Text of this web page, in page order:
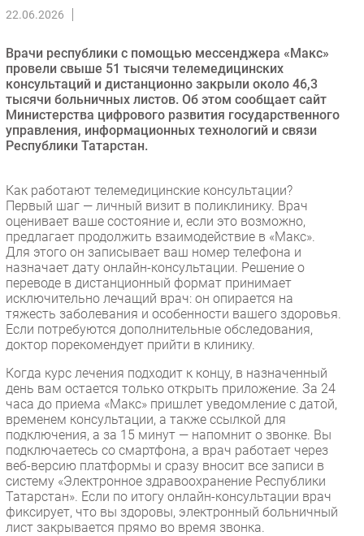
Интеграция
Маркетинг
Торговые сети
Оборудование
ПО
Outsourcing
Регулирование
Финансы
Web
Безопасность
Инновации
CIO/Управление ИТ
Гаджеты
Здоровье
РАЗДЕЛЫ
Новости
Аналитика
Интервью
Мероприятия
Проекты
22.06.2026
Врачи республики с помощью мессенджера «Макс»
провели свыше 51 тысячи телемедицинских
консультаций и дистанционно закрыли около 46,3
тысячи больничных листов. Об этом сообщает сайт
Министерства цифрового развития государственного
управления, информационных технологий и связи
Республики Татарстан.
Как работают телемедицинские консультации?
Первый шаг — личный визит в поликлинику. Врач
оценивает ваше состояние и, если это возможно,
предлагает продолжить взаимодействие в «Макс».
Для этого он записывает ваш номер телефона и
назначает дату онлайн-консультации. Решение о
переводе в дистанционный формат принимает
исключительно лечащий врач: он опирается на
тяжесть заболевания и особенности вашего здоровья.
Если потребуются дополнительные обследования,
доктор порекомендует прийти в клинику.
Когда курс лечения подходит к концу, в назначенный
день вам остается только открыть приложение. За 24
часа до приема «Макс» пришлет уведомление с датой,
временем консультации, а также ссылкой для
подключения, а за 15 минут — напомнит о звонке. Вы
подключаетесь со смартфона, а врач работает через
веб-версию платформы и сразу вносит все записи в
систему «Электронное здравоохранение Республики
Татарстан». Если по итогу онлайн-консультации врач
фиксирует, что вы здоровы, электронный больничный
лист закрывается прямо во время звонка.